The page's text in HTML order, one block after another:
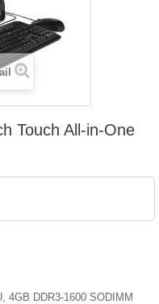
Touch All-in-One
4GB DDR3-1600 SODIMM